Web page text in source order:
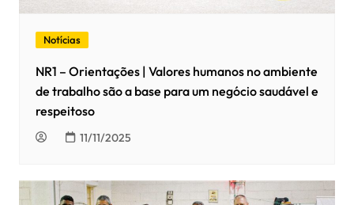
Notícias
NR1 – Orientações | Valores humanos no ambiente
de trabalho são a base para um negócio saudável e
respeitoso
11/11/2025